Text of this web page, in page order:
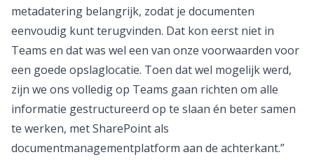
metadatering belangrijk, zodat je documenten
eenvoudig kunt terugvinden. Dat kon eerst niet in
Teams en dat was wel een van onze voorwaarden voor
een goede opslaglocatie. Toen dat wel mogelijk werd,
zijn we ons volledig op Teams gaan richten om alle
informatie gestructureerd op te slaan én beter samen
te werken, met SharePoint als
documentmanagementplatform aan de achterkant.”